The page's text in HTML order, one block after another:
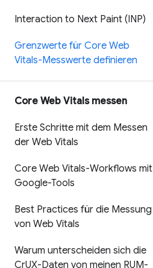
Interaction to Next Paint (INP)
Grenzwerte für Core Web
Vitals-Messwerte definieren
Core Web Vitals messen
Erste Schritte mit dem Messen
der Web Vitals
Core Web Vitals-Workflows mit
Google-Tools
Best Practices für die Messung
von Web Vitals
Warum unterscheiden sich die
CrUX-Daten von meinen RUM-